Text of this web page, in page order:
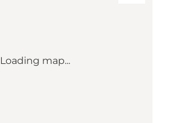
Loading map...